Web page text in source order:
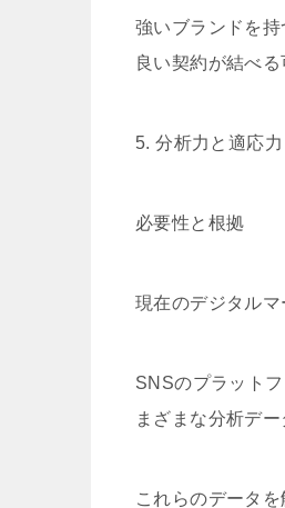
強いブランドを
良い契約が結べる
5. 分析力と適応力
必要性と根拠
現在のデジタル
SNSのプラット
まざまな分析デー
これらのデータ